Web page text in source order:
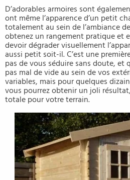
D’adorables armoires sont
ont même l’apparence d’un petit
totalement au sein de l’ambiance
obtenez un rangement pratique et
devoir dégrader visuellement
aussi petit soit-il. C’est une
pas de vous séduire sans doute,
pas mal de vide au sein de vos
variables, mais pour quelques
vous pourrez obtenir un joli
totale pour votre terrain.